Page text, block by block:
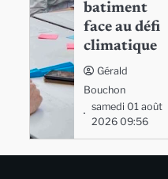
batiment
face au défi
climatique
Gérald
Bouchon
samedi 01 août
2026 09:56